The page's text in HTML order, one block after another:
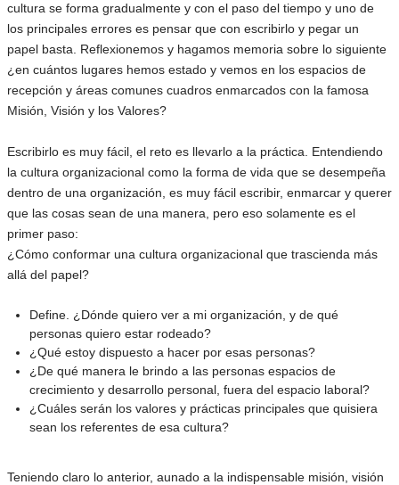
cultura se forma gradualmente y con el paso del tiempo y uno de
los principales errores es pensar que con escribirlo y pegar un
papel basta. Reflexionemos y hagamos memoria sobre lo siguiente
¿en cuántos lugares hemos estado y vemos en los espacios de
recepción y áreas comunes cuadros enmarcados con la famosa
Misión, Visión y los Valores?
Escribirlo es muy fácil, el reto es llevarlo a la práctica. Entendiendo
la cultura organizacional como la forma de vida que se desempeña
dentro de una organización, es muy fácil escribir, enmarcar y querer
que las cosas sean de una manera, pero eso solamente es el
primer paso:
¿Cómo conformar una cultura organizacional que trascienda más
allá del papel?
Define. ¿Dónde quiero ver a mi organización, y de qué
personas quiero estar rodeado?
¿Qué estoy dispuesto a hacer por esas personas?
¿De qué manera le brindo a las personas espacios de
crecimiento y desarrollo personal, fuera del espacio laboral?
¿Cuáles serán los valores y prácticas principales que quisiera
sean los referentes de esa cultura?
Teniendo claro lo anterior, aunado a la indispensable misión, visión